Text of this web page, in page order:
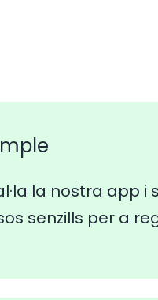
la nostra app i
senzills per a